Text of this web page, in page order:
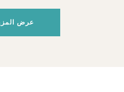
عرض